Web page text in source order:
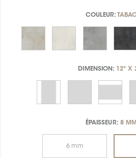
COULEUR:TABAC
DIMENSION: 12" X
ÉPAISSEUR: 8 MM
6 mm